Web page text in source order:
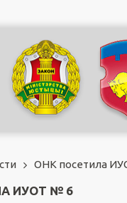
ОНК посетила
ИУОТ № 6